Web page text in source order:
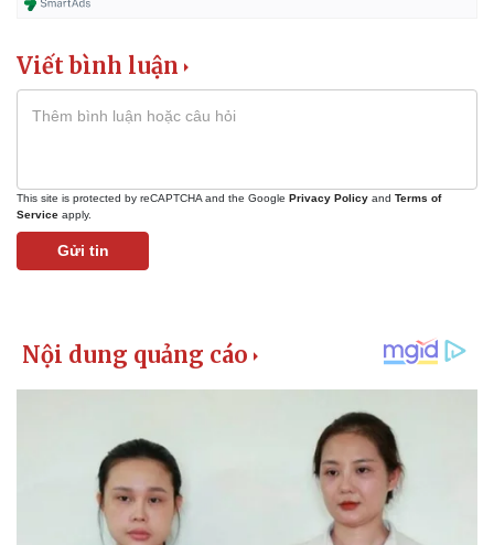
Viết bình luận
This site is protected by reCAPTCHA and the Google Privacy Policy and Terms of
Service apply.
Gửi tin